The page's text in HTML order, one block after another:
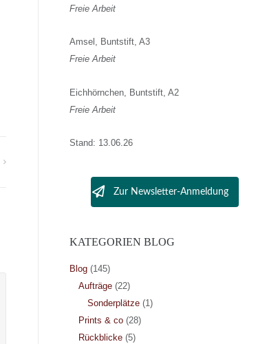
Freie Arbeit
Amsel, Buntstift, A3
Freie Arbeit
Eichhörnchen, Buntstift, A2
Freie Arbeit
Stand: 13.06.26
Zur Newsletter-Anmeldung
KATEGORIEN BLOG
Blog(145)
Aufträge(22)
Sonderplätze(1)
Prints & co(28)
Rückblicke(5)